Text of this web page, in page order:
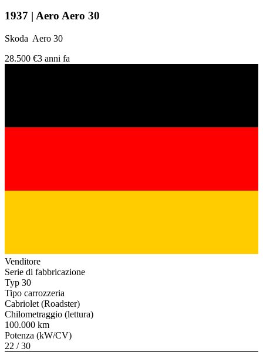
1937 | Aero Aero 30
Skoda Aero 30
28.500 €3 anni fa
Venditore
Serie di fabbricazione
Typ 30
Tipo carrozzeria
Cabriolet (Roadster)
Chilometraggio (lettura)
100.000 km
Potenza (kW/CV)
22 / 30